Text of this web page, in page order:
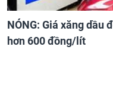
NÓNG: Giá xăng dầu
hơn 600 đồng/lít